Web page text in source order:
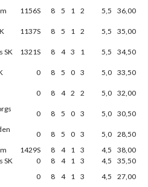
1156S 8 5 1 2 5,5 36,00
1137S 8 5 1 2 5,5 35,00
SK 1321S 8 4 3 1 5,5 34,50
0 8 5 0 3 5,0 33,50
0 8 4 2 2 5,0 32,00
0 8 5 0 3 5,0 30,50
0 8 5 0 3 5,0 28,50
1429S 8 4 1 3 4,5
38,00
SK 0 8 4 1 3 4,5
35,50
0 8 4 1 3 4,5 27,00